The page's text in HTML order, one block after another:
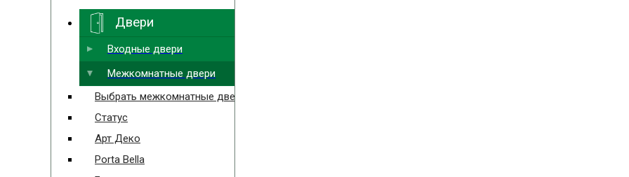
Выбрать ближайший
Двери
Входные двери
Межкомнатные двери
Выбрать межкомнатные двери
Статус
Арт Деко
Porta Bella